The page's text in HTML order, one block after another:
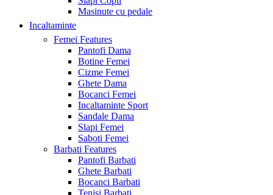
Masinute cu pedale
Incaltaminte
Femei Features
Pantofi Dama
Botine Femei
Cizme Femei
Ghete Dama
Bocanci Femei
Incaltaminte Sport
Sandale Dama
Slapi Femei
Saboti Femei
Barbati Features
Pantofi Barbati
Ghete Barbati
Bocanci Barbati
Tenisi Barbati